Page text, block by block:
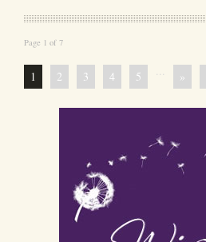
Page 1 of 7
1 2 3 4 5 ... »